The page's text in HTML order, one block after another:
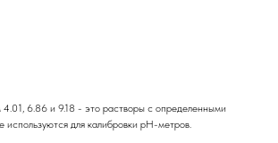
4.01, 6.86 и 9.18 - это растворы с определенными
используются для калибровки pH-метров.